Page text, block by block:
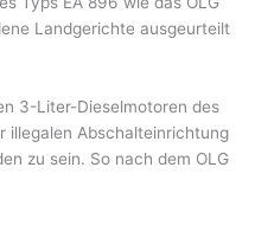
Landgerichte ausgeurteilt
3-Liter-Dieselmotoren des
illegalen Abschalteinrichtung
zu sein. So nach dem OLG